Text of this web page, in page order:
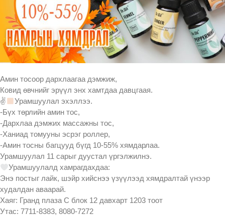
Амин тосоор дархлаагаа дэмжиж,
Ковид өвчнийг эрүүл энх хамтдаа давцгаая.
✌
Урамшуулал эхэллээ.
-Бүх төрлийн амин тос,
-Дархлаа дэмжих массажны тос,
-Ханиад томууны эсрэг роллер,
-Амин тосны багцууд бүгд 10-55% хямдарлаа.
Урамшуулал 11 сарыг дуустал үргэлжилнэ.
Урамшуулалд хамрагдахдаа:
Энэ постыг лайк, шэйр хийснээ үзүүлээд хямдралтай үнээр
худалдан аваарай.
Хаяг: Гранд плаза С блок 12 давхарт 1203 тоот
Утас: 7711-8383, 8080-7272